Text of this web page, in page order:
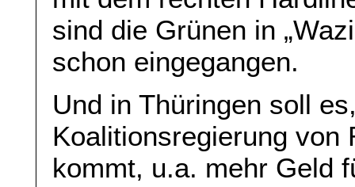
sind die Grünen in
schon eingegangen.
Und in Thüringen soll
Koalitionsregierung von
kommt, u.a. mehr Geld